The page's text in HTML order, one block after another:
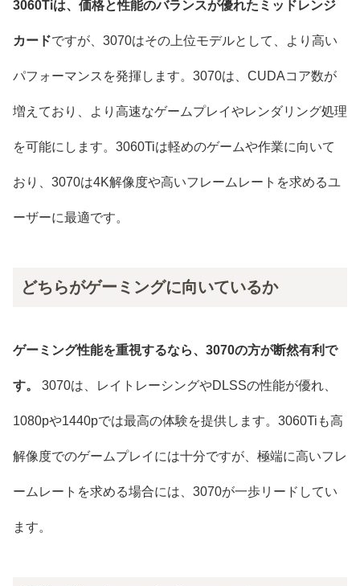
3060Tiは、価格と性能のバランスが優れたミッドレンジ
カードですが、3070はその上位モデルとして、より高い
パフォーマンスを発揮します。3070は、CUDAコア数が
増えており、より高速なゲームプレイやレンダリング処理
を可能にします。3060Tiは軽めのゲームや作業に向いて
おり、3070は4K解像度や高いフレームレートを求めるユ
ーザーに最適です。
どちらがゲーミングに向いているか
ゲーミング性能を重視するなら、3070の方が断然有利で
す。 3070は、レイトレーシングやDLSSの性能が優れ、
1080pや1440pでは最高の体験を提供します。3060Tiも高
解像度でのゲームプレイには十分ですが、極端に高いフレ
ームレートを求める場合には、3070が一歩リードしてい
ます。